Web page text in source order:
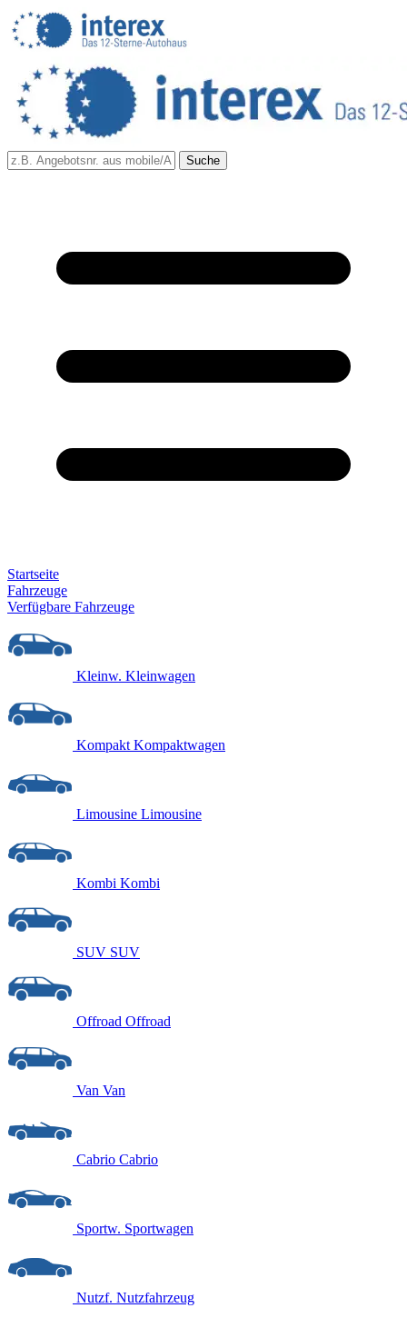
Suche
Startseite
Fahrzeuge
Verfügbare Fahrzeuge
Kleinw. Kleinwagen
Kompakt Kompaktwagen
Limousine Limousine
Kombi Kombi
SUV SUV
Offroad Offroad
Van Van
Cabrio Cabrio
Sportw. Sportwagen
Nutzf. Nutzfahrzeug